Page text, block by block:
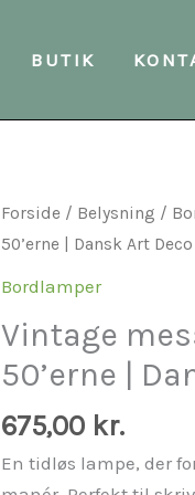
BUTIK
Forside / Belysning /
50’erne | Dansk Art
Bordlamper
Vintage
50’erne |
675,00 kr.
En tidløs lampe, der
Vintage
messing
1940–
50’erne
Dansk
Art
Deco